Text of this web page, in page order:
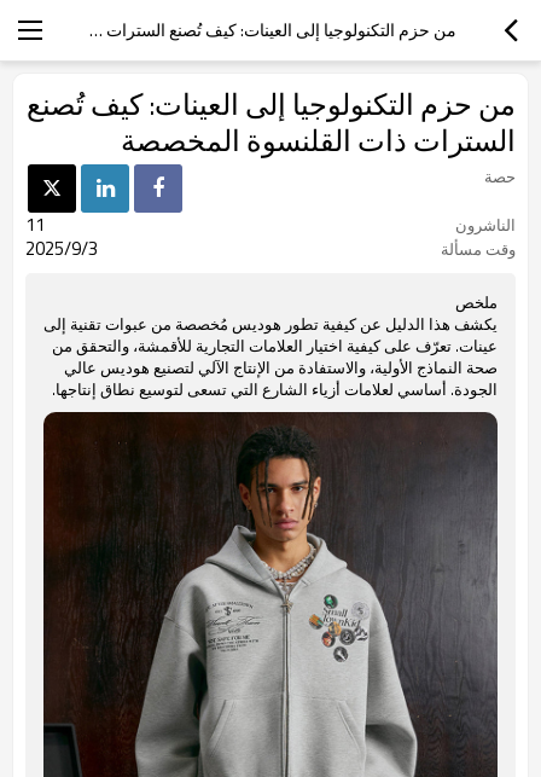
من حزم التكنولوجيا إلى العينات: كيف تُصنع السترات ذات القلنسوة المخصصة
من حزم التكنولوجيا إلى العينات: كيف تُصنع
السترات ذات القلنسوة المخصصة
حصة
الناشرون
11
وقت مسألة 2025/9/3
ملخص
يكشف هذا الدليل عن كيفية تطور هوديس مُخصصة من عبوات تقنية إلى
عينات. تعرّف على كيفية اختيار العلامات التجارية للأقمشة، والتحقق من
صحة النماذج الأولية، والاستفادة من الإنتاج الآلي لتصنيع هوديس عالي
الجودة. أساسي لعلامات أزياء الشارع التي تسعى لتوسيع نطاق إنتاجها.